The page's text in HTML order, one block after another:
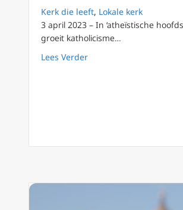
Kerk die leeft, Lokale kerk
3 april 2023 – In ‘atheïstische
groeit katholicisme…
Lees Verderabout In Berlijn groeit